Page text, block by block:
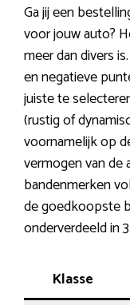
Ga jij een
voor jouw auto?
meer dan divers
en negatieve
juiste te
(rustig of
voornamelijk op
vermogen van de
bandenmerken
de goedkoopste
onderverdeeld in
Klasse